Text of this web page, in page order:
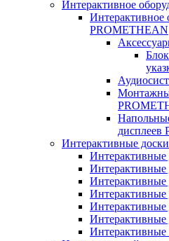
Интерактивное
Интерактивное
PROMETHEAN
дисплеев
Интерактивные доски
Интерактивные
Интерактивные
Интерактивные
Интерактивные
Интерактивные
Интерактивные
Интерактивные